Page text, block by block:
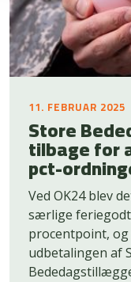
11. FEBRUAR 2025
Store
tilbage for
pct-
Ved OK24 blev
særlige
procentpoint,
udbetalingen af